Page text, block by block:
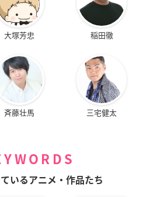
大塚芳忠 稲田徹
斉藤壮馬 三宅健太
いるアニメ・作品たち